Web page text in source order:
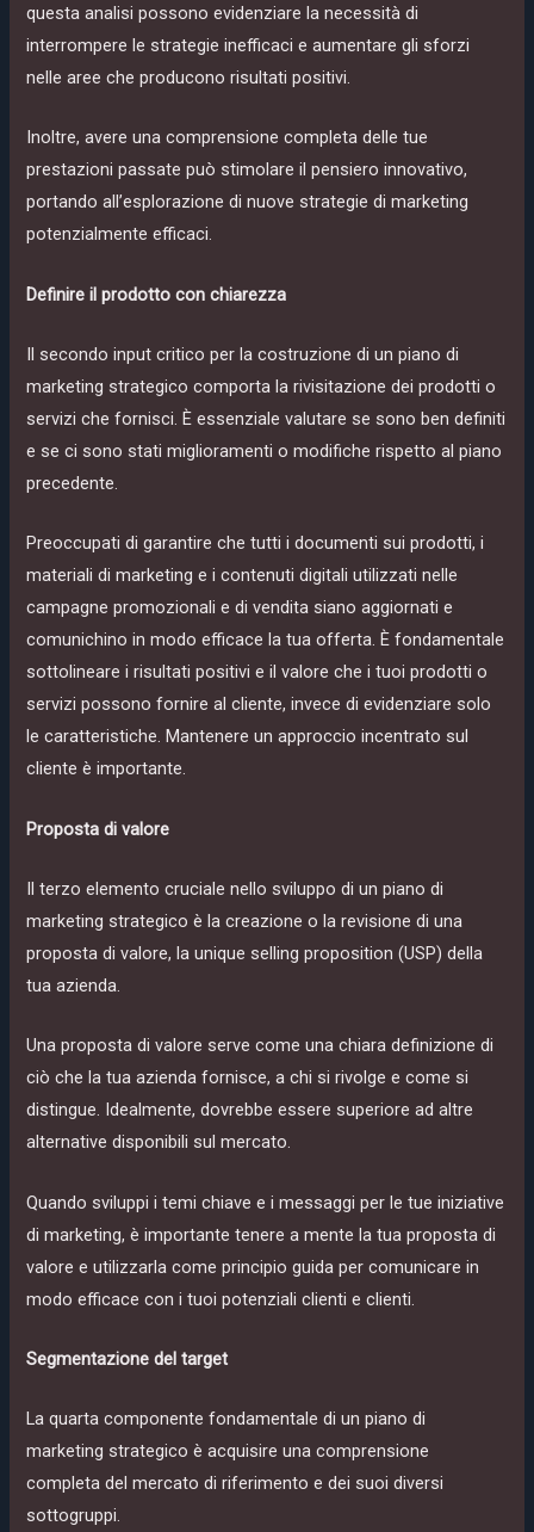
questa analisi possono evidenziare la necessità di
interrompere le strategie inefficaci e aumentare gli sforzi
nelle aree che producono risultati positivi.
Inoltre, avere una comprensione completa delle tue
prestazioni passate può stimolare il pensiero innovativo,
portando all’esplorazione di nuove strategie di marketing
potenzialmente efficaci.
Definire il prodotto con chiarezza
Il secondo input critico per la costruzione di un piano di
marketing strategico comporta la rivisitazione dei prodotti o
servizi che fornisci. È essenziale valutare se sono ben definiti
e se ci sono stati miglioramenti o modifiche rispetto al piano
precedente.
Preoccupati di garantire che tutti i documenti sui prodotti, i
materiali di marketing e i contenuti digitali utilizzati nelle
campagne promozionali e di vendita siano aggiornati e
comunichino in modo efficace la tua offerta. È fondamentale
sottolineare i risultati positivi e il valore che i tuoi prodotti o
servizi possono fornire al cliente, invece di evidenziare solo
le caratteristiche. Mantenere un approccio incentrato sul
cliente è importante.
Proposta di valore
Il terzo elemento cruciale nello sviluppo di un piano di
marketing strategico è la creazione o la revisione di una
proposta di valore, la unique selling proposition (USP) della
tua azienda.
Una proposta di valore serve come una chiara definizione di
ciò che la tua azienda fornisce, a chi si rivolge e come si
distingue. Idealmente, dovrebbe essere superiore ad altre
alternative disponibili sul mercato.
Quando sviluppi i temi chiave e i messaggi per le tue iniziative
di marketing, è importante tenere a mente la tua proposta di
valore e utilizzarla come principio guida per comunicare in
modo efficace con i tuoi potenziali clienti e clienti.
Segmentazione del target
La quarta componente fondamentale di un piano di
marketing strategico è acquisire una comprensione
completa del mercato di riferimento e dei suoi diversi
sottogruppi.